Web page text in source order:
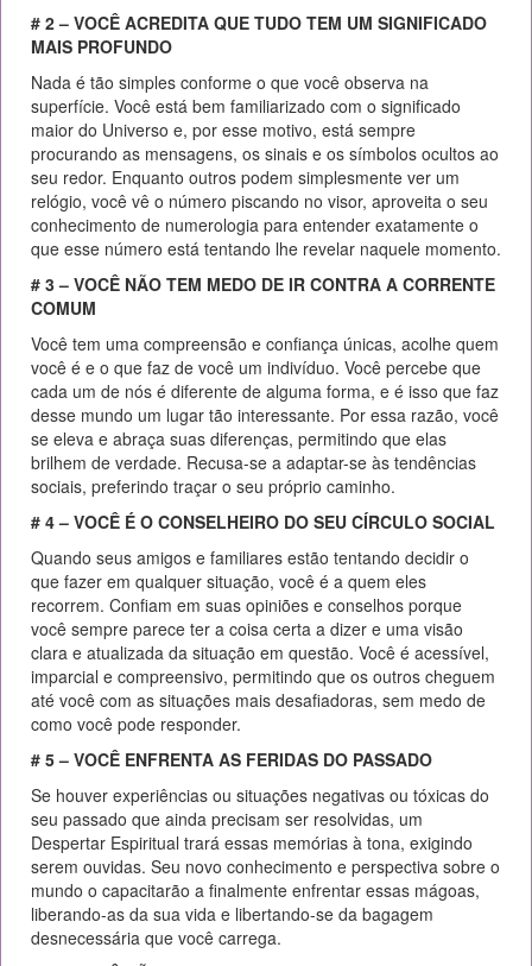
# 2 – VOCÊ ACREDITA QUE TUDO TEM UM SIGNIFICADO
MAIS PROFUNDO
Nada é tão simples conforme o que você observa na
superfície. Você está bem familiarizado com o significado
maior do Universo e, por esse motivo, está sempre
procurando as mensagens, os sinais e os símbolos ocultos ao
seu redor. Enquanto outros podem simplesmente ver um
relógio, você vê o número piscando no visor, aproveita o seu
conhecimento de numerologia para entender exatamente o
que esse número está tentando lhe revelar naquele momento.
# 3 – VOCÊ NÃO TEM MEDO DE IR CONTRA A CORRENTE
COMUM
Você tem uma compreensão e confiança únicas, acolhe quem
você é e o que faz de você um indivíduo. Você percebe que
cada um de nós é diferente de alguma forma, e é isso que faz
desse mundo um lugar tão interessante. Por essa razão, você
se eleva e abraça suas diferenças, permitindo que elas
brilhem de verdade. Recusa-se a adaptar-se às tendências
sociais, preferindo traçar o seu próprio caminho.
# 4 – VOCÊ É O CONSELHEIRO DO SEU CÍRCULO SOCIAL
Quando seus amigos e familiares estão tentando decidir o
que fazer em qualquer situação, você é a quem eles
recorrem. Confiam em suas opiniões e conselhos porque
você sempre parece ter a coisa certa a dizer e uma visão
clara e atualizada da situação em questão. Você é acessível,
imparcial e compreensivo, permitindo que os outros cheguem
até você com as situações mais desafiadoras, sem medo de
como você pode responder.
# 5 – VOCÊ ENFRENTA AS FERIDAS DO PASSADO
Se houver experiências ou situações negativas ou tóxicas do
seu passado que ainda precisam ser resolvidas, um
Despertar Espiritual trará essas memórias à tona, exigindo
serem ouvidas. Seu novo conhecimento e perspectiva sobre o
mundo o capacitarão a finalmente enfrentar essas mágoas,
liberando-as da sua vida e libertando-se da bagagem
desnecessária que você carrega.